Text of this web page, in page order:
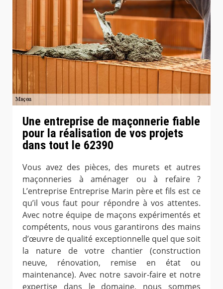
Une entreprise de maçonnerie fiable
pour la réalisation de vos projets
dans tout le 62390
Vous avez des pièces, des murets et autres
maçonneries à aménager ou à refaire ?
L’entreprise Entreprise Marin père et fils est ce
qu’il vous faut pour répondre à vos attentes.
Avec notre équipe de maçons expérimentés et
compétents, nous vous garantirons des mains
d’œuvre de qualité exceptionnelle quel que soit
la nature de votre chantier (construction
neuve, rénovation, remise en état ou
maintenance). Avec notre savoir-faire et notre
expertise dans le domaine, nous sommes